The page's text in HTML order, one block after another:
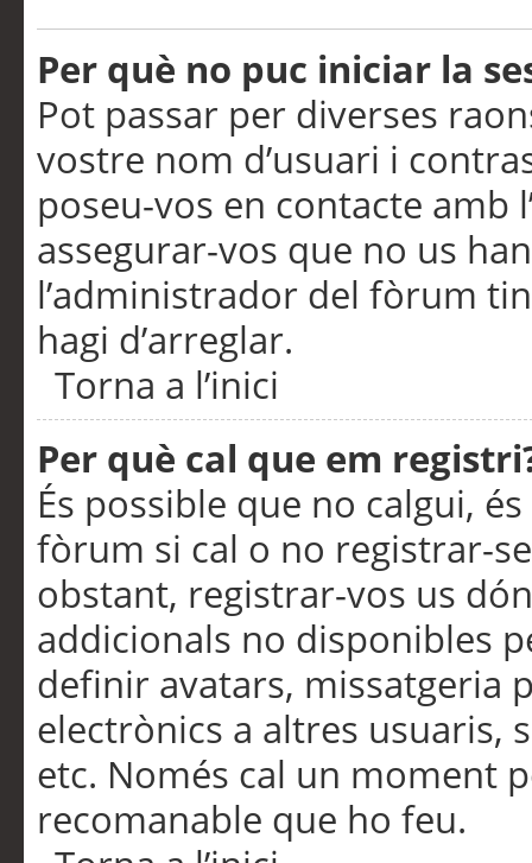
Per què no puc iniciar la
Pot passar per diverses
vostre nom d’usuari i
poseu-vos en contacte
assegurar-vos que no us
l’administrador del fòrum
hagi d’arreglar.
Torna a l’inici
Per què cal que em
És possible que no calgui,
fòrum si cal o no registrar-
obstant, registrar-vos us
addicionals no disponibles
definir avatars, missatgeria
electrònics a altres usuaris,
etc. Només cal un moment
recomanable que ho feu.